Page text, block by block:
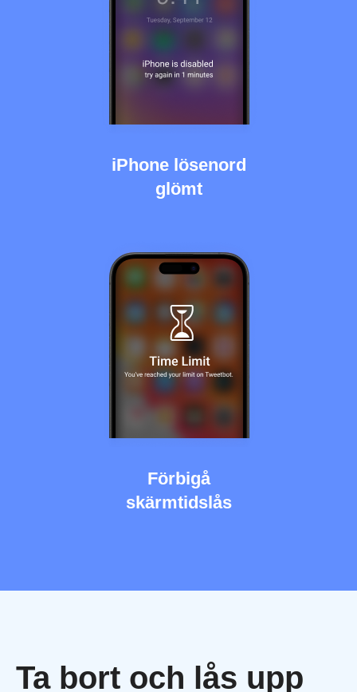
iPhone lösenord
glömt
Förbigå
skärmtidslås
Ta bort och lås upp